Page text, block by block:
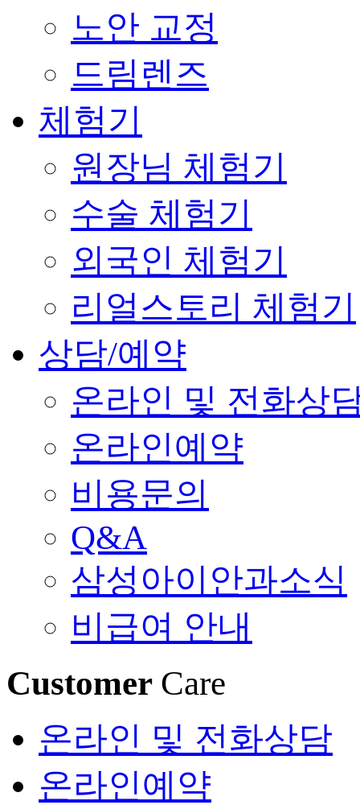
노안 교정
드림렌즈
체험기
원장님 체험기
수술 체험기
외국인 체험기
리얼스토리 체험기
상담/예약
온라인 및 전화상
온라인예약
비용문의
Q&A
삼성아이안과소식
비급여 안내
Customer Care
온라인 및 전화상담
온라인예약